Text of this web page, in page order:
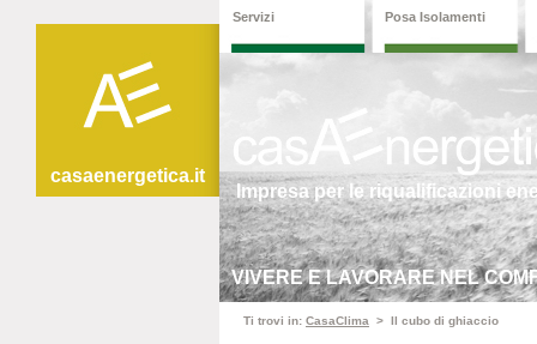
casaenergetica.it
Servizi Posa Isolamenti
Impresa per le riqualificazioni
VIVERE E LAVORARE NEL
Ti trovi in: CasaClima > Il cubo di ghiaccio